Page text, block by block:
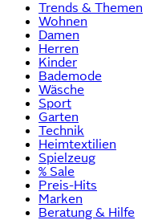
Trends & Themen
Wohnen
Damen
Herren
Kinder
Bademode
Wäsche
Sport
Garten
Technik
Heimtextilien
Spielzeug
% Sale
Preis-Hits
Marken
Beratung & Hilfe